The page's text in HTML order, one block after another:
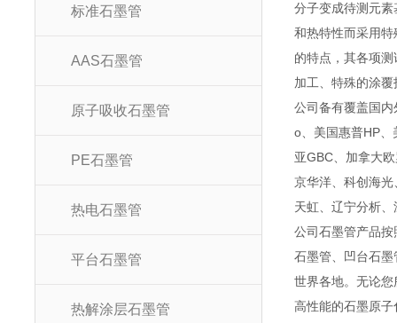
标准石墨管
AAS石墨管
原子吸收石墨管
PE石墨管
热电石墨管
平台石墨管
热解涂层石墨管
分子变成待测元
和热特性而采用
的特点，其各项
加工、特殊的涂
公司备有覆盖国
o、美国惠普HP
亚GBC、加拿大
京华洋、科创海
天虹、辽宁分析
公司石墨管产品
石墨管、凹台石
世界各地。无论
高性能的石墨原